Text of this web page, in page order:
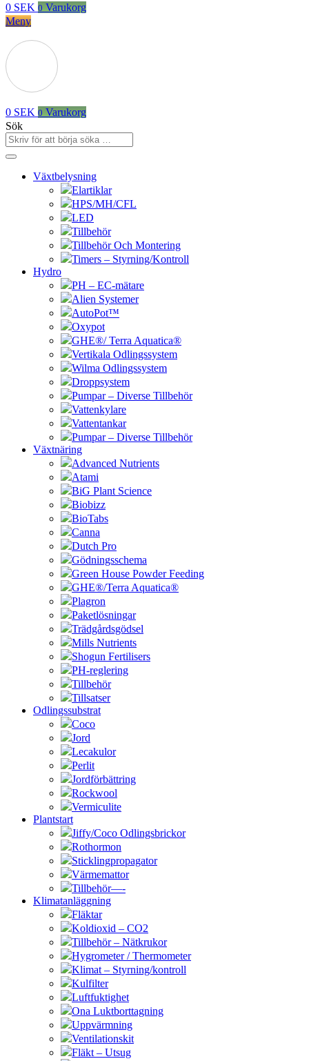
0 SEK 0 Varukorg
Meny
0 SEK 0 Varukorg
Sök
Växtbelysning
Elartiklar
HPS/MH/CFL
LED
Tillbehör
Tillbehör Och Montering
Timers – Styrning/Kontroll
Hydro
PH – EC-mätare
Alien Systemer
AutoPot™
Oxypot
GHE®/ Terra Aquatica®
Vertikala Odlingssystem
Wilma Odlingssystem
Droppsystem
Pumpar – Diverse Tillbehör
Vattenkylare
Vattentankar
Pumpar – Diverse Tillbehör
Växtnäring
Advanced Nutrients
Atami
BiG Plant Science
Biobizz
BioTabs
Canna
Dutch Pro
Gödningsschema
Green House Powder Feeding
GHE®/Terra Aquatica®
Plagron
Paketlösningar
Trädgårdsgödsel
Mills Nutrients
Shogun Fertilisers
PH-reglering
Tillbehör
Tillsatser
Odlingssubstrat
Coco
Jord
Lecakulor
Perlit
Jordförbättring
Rockwool
Vermiculite
Plantstart
Jiffy/Coco Odlingsbrickor
Rothormon
Sticklingpropagator
Värmemattor
Tillbehör—-
Klimatanläggning
Fläktar
Koldioxid – CO2
Tillbehör – Nätkrukor
Hygrometer / Thermometer
Klimat – Styrning/kontroll
Kulfilter
Luftfuktighet
Ona Luktborttagning
Uppvärmning
Ventilationskit
Fläkt – Utsug